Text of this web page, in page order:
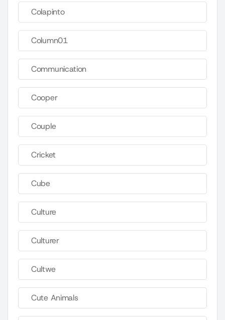
Colapinto
Column01
Communication
Cooper
Couple
Cricket
Cube
Culture
Culturer
Cultwe
Cute Animals